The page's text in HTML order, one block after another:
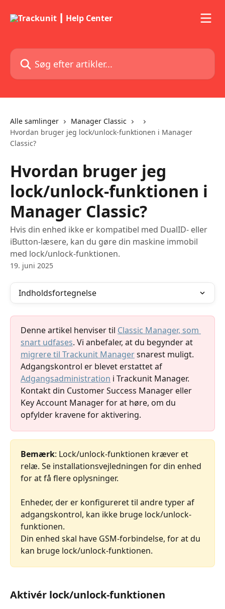
Søg efter artikler...
Alle samlinger
Manager Classic
Hvordan bruger jeg lock/unlock-funktionen i Manager
Classic?
Hvordan bruger jeg
lock/unlock-funktionen i
Manager Classic?
Hvis din enhed ikke er kompatibel med DualID- eller
iButton-læsere, kan du gøre din maskine immobil
med lock/unlock-funktionen.
19. juni 2025
Indholdsfortegnelse
Denne artikel henviser til Classic Manager, som
snart udfases. Vi anbefaler, at du begynder at
migrere til Trackunit Manager snarest muligt.
Adgangskontrol er blevet erstattet af
Adgangsadministration i Trackunit Manager.
Kontakt din Customer Success Manager eller
Key Account Manager for at høre, om du
opfylder kravene for aktivering.
Bemærk: Lock/unlock-funktionen kræver et
relæ. Se installationsvejledningen for din enhed
for at få flere oplysninger.
Enheder, der er konfigureret til andre typer af
adgangskontrol, kan ikke bruge lock/unlock-
funktionen.
Din enhed skal have GSM-forbindelse, for at du
kan bruge lock/unlock-funktionen.
Aktivér lock/unlock-funktionen